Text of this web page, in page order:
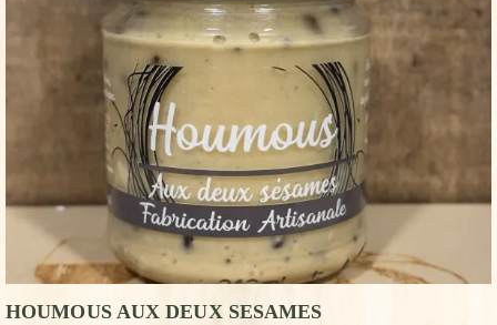
HOUMOUS AUX DEUX SESAMES